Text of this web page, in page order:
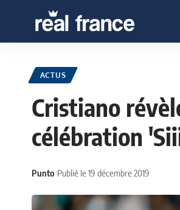
ACTUS
Cristiano
célébration
Punto Publié le 19 décembre 2019